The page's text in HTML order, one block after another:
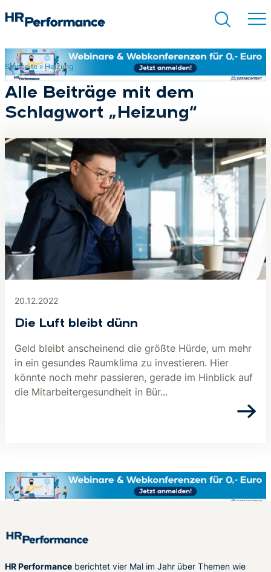
Suchen
Startseite» Heizung
Alle Beiträge mit dem
Schlagwort „Heizung“
20.12.2022
Die Luft bleibt dünn
Geld bleibt anscheinend die größte Hürde, um mehr
in ein gesundes Raumklima zu investieren. Hier
könnte noch mehr passieren, gerade im Hinblick auf
die Mitarbeitergesundheit in Bür...
HR Performance berichtet vier Mal im Jahr über Themen wie